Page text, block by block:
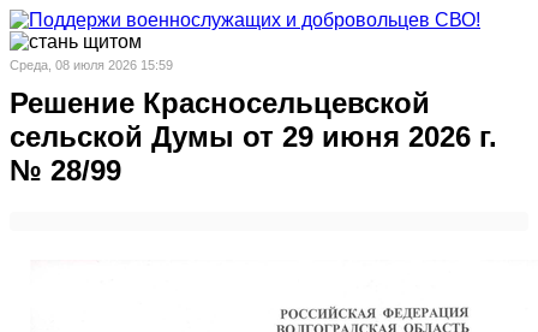
Среда, 08 июля 2026 15:59
Решение Красносельцевской
сельской Думы от 29 июня 2026 г.
№ 28/99